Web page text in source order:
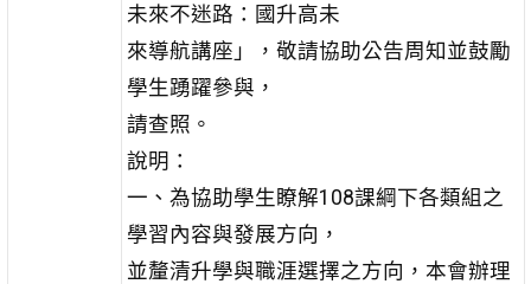
未來不迷路：國升高未
來導航講座」，敬請協助公告周知並鼓勵
學生踴躍參與，
請查照。
說明：
一、為協助學生瞭解108課綱下各類組之
學習內容與發展方向，
並釐清升學與職涯選擇之方向，本會辦理